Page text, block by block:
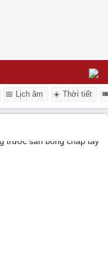
📅 Lịch âm ☀️ Thời tiết